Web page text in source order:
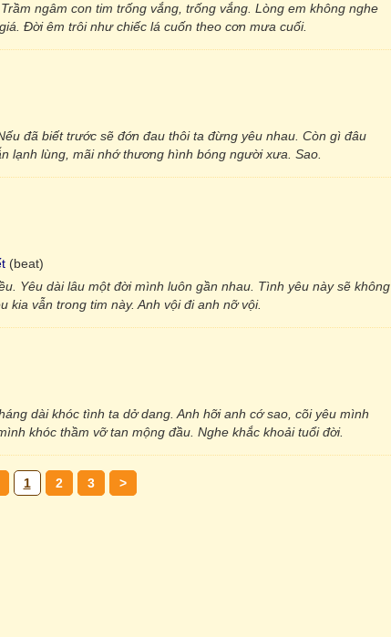
ngâm con tim trống vắng, trống vắng. Lòng em không nghe
Đời êm trôi như chiếc lá cuốn theo cơn mưa cuối.
đã biết trước sẽ đớn đau thôi ta đừng yêu nhau. Còn gì đâu
lạnh lùng, mãi nhớ thương hình bóng người xưa. Sao.
(beat)
Yêu dài lâu một đời mình luôn gần nhau. Tình yêu này sẽ không
vẫn trong tim này. Anh vội đi anh nỡ vội.
dài khóc tình ta dở dang. Anh hỡi anh cớ sao, cõi yêu mình
khóc thầm vỡ tan mộng đầu. Nghe khắc khoải tuổi đời.
1 2 3 >